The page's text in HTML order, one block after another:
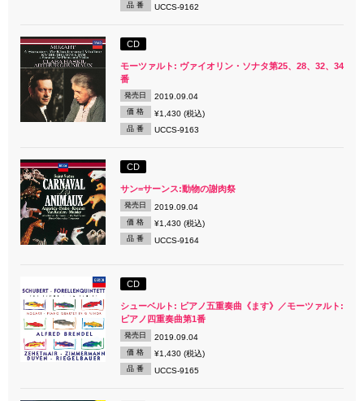
品 番 UCCS-9162
CD
モーツァルト: ヴァイオリン・ソナタ第25、28、32、34
番
発売日 2019.09.04
価 格 ¥1,430 (税込)
品 番 UCCS-9163
CD
サン=サーンス:動物の謝肉祭
発売日 2019.09.04
価 格 ¥1,430 (税込)
品 番 UCCS-9164
CD
シューベルト: ピアノ五重奏曲《ます》／モーツァルト:
ピアノ四重奏曲第1番
発売日 2019.09.04
価 格 ¥1,430 (税込)
品 番 UCCS-9165